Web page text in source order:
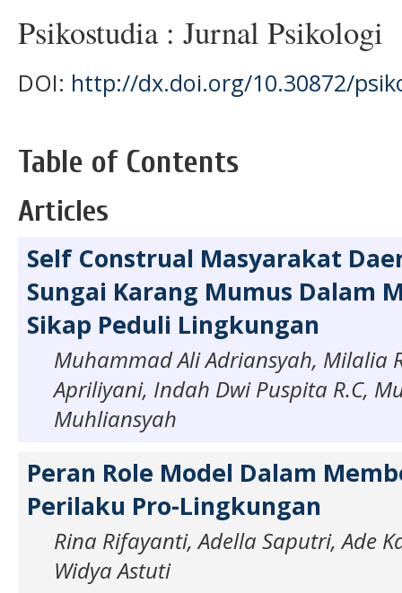
Psikostudia : Jurnal Psikologi
DOI: http://dx.doi.org/10.30872/
Table of Contents
Articles
Self Construal Masyarakat
Sungai Karang Mumus Dalam
Sikap Peduli Lingkungan
Muhammad Ali Adriansyah, Milalia
Apriliyani, Indah Dwi Puspita R.C,
Muhliansyah
Peran Role Model Dalam
Perilaku Pro-Lingkungan
Rina Rifayanti, Adella Saputri, Ade
Widya Astuti